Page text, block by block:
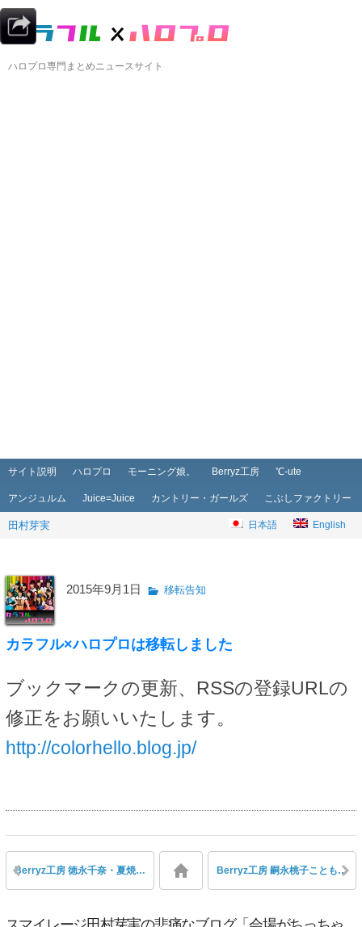
ハロプロ専門まとめニュースサイト
メインメニュー
メインコンテンツへ移動
サブコンテンツへ移動
サイト説明 ハロプロ モーニング娘。 Berryz工房 ℃-ute
アンジュルム Juice=Juice カントリー・ガールズ こぶしファクトリー
田村芽実 日本語 English
2015年9月1日 移転告知
カラフル×ハロプロは移転しました
ブックマークの更新、RSSの登録URLの
修正をお願いいたします。
http://colorhello.blog.jp/
Berryz工房 徳永千奈・夏焼雅・熊井友理奈3人が出演の『音ボケPOPS』（11/3）実況＆感想 Berryz工房 嗣永桃子ことももちが11/3『ポケモンゲット☆TV』に出演！ますます子供に大人気アイドルになってきた！